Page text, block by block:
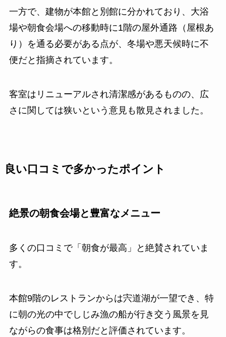
一方で、建物が本館と別館に分かれており、大浴
場や朝食会場への移動時に1階の屋外通路（屋根あ
り）を通る必要がある点が、冬場や悪天候時に不
便だと指摘されています。
客室はリニューアルされ清潔感があるものの、広
さに関しては狭いという意見も散見されました。
良い口コミで多かったポイント
絶景の朝食会場と豊富なメニュー
多くの口コミで「朝食が最高」と絶賛されていま
す。
本館9階のレストランからは宍道湖が一望でき、特
に朝の光の中でしじみ漁の船が行き交う風景を見
ながらの食事は格別だと評価されています。